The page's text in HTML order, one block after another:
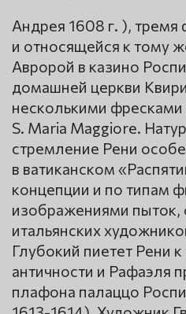
Андрея 1608 г. ), тремя
и относящейся к тому
Авророй в казино
домашней церкви
несколькими фресками
S. Maria Maggiore.
стремление Рени
в ватиканском
концепции и по типам
изображениями
итальянских
Глубокий пиетет Рени
античности и Рафаэля
плафона палаццо